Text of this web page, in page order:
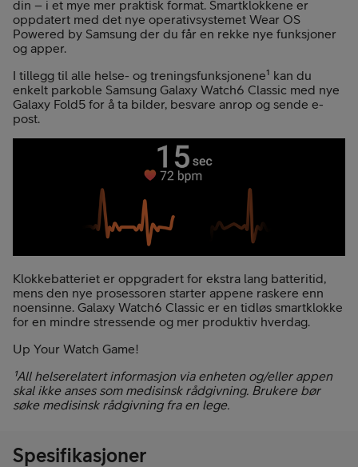
din – i et mye mer praktisk format. Smartklokkene er
oppdatert med det nye operativsystemet Wear OS
Powered by Samsung der du får en rekke nye funksjoner
og apper.
I tillegg til alle helse- og treningsfunksjonene¹ kan du
enkelt parkoble Samsung Galaxy Watch6 Classic med nye
Galaxy Fold5 for å ta bilder, besvare anrop og sende e-
post.
Klokkebatteriet er oppgradert for ekstra lang batteritid,
mens den nye prosessoren starter appene raskere enn
noensinne. Galaxy Watch6 Classic er en tidløs smartklokke
for en mindre stressende og mer produktiv hverdag.
Up Your Watch Game!
¹All helserelatert informasjon via enheten og/eller appen
skal ikke anses som medisinsk rådgivning. Brukere bør
søke medisinsk rådgivning fra en lege.
Spesifikasjoner